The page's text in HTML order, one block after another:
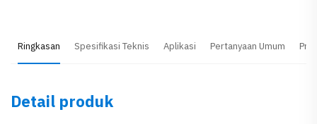
Ringkasan Spesifikasi Teknis Aplikasi Pertanyaan Umum
Detail produk